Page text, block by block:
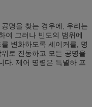
명을 찾는 경우에, 우리는
여 그러나 빈도의 범위에
변화하도록 셰이커를, 명
로 진동하고 모든 공명을
다. 제어 명령은 특별하 프